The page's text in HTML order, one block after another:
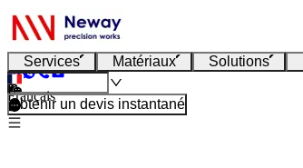
Services Matériaux Solutions
Français
Obtenir un devis instantané